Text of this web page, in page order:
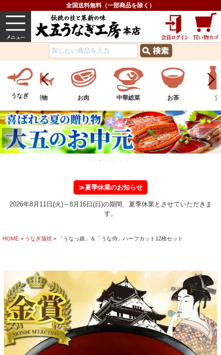
全国送料無料（一部商品を除く）
うなぎ 内祝い グルメ
うなぎ 水産物 お肉 中華総菜 お茶 酒
≫夏季休業のお知らせ
2026年8月11日(火)～8月16日(日)の期間、夏季休業とさせていただきま
す。
HOME うなぎ蒲焼 「うなっ娘」＆「うな侍」ハーフカット12枚セット